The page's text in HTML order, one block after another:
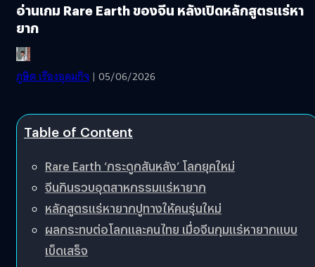
อ่านเกม Rare Earth ของจีน หลังเปิดหลักสูตรแร่หา
ยาก
ภูษิต เรืองอุดมกิจ | 05/06/2026
Table of Content
Rare Earth ‘กระดูกสันหลัง’ โลกยุคใหม่
จีนกินรวบอุตสาหกรรมแร่หายาก
หลักสูตรแร่หายากปูทางให้คนรุ่นใหม่
ผลกระทบต่อโลกและคนไทย เมื่อจีนกุมแร่หายากแบบ
เบ็ดเสร็จ